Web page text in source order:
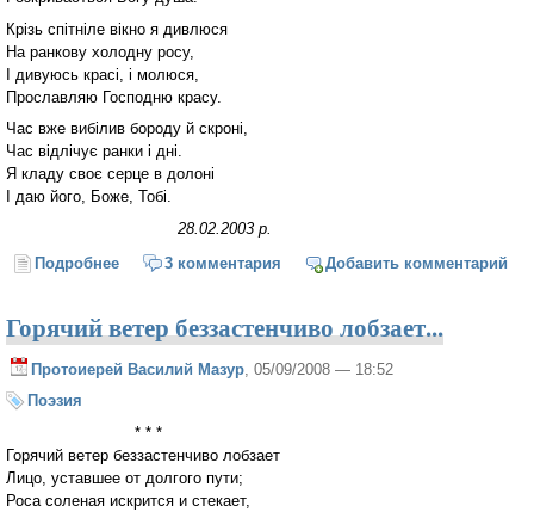
Крізь спітніле вікно я дивлюся
На ранкову холодну росу,
І дивуюсь красі, і молюся,
Прославляю Господню красу.
Час вже вибілив бороду й скроні,
Час відлічує ранки і дні.
Я кладу своє серце в долоні
І даю його, Боже, Тобі.
28.02.2003 р.
Подробнее о Ранок дихає білим туманом...
3 комментария Добавить комментарий
Горячий ветер беззастенчиво лобзает...
Протоиерей Василий Мазур , 05/09/2008 — 18:52
Поэзия
* * *
Горячий ветер беззастенчиво лобзает
Лицо, уставшее от долгого пути;
Роса соленая искрится и стекает,